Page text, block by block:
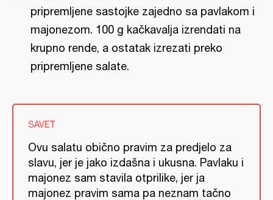
pripremljene sastojke zajedno sa pavlakom i
majonezom. 100 g kačkavalja izrendati na
krupno rende, a ostatak izrezati preko
pripremljene salate.
SAVET
Ovu salatu obično pravim za predjelo za
slavu, jer je jako izdašna i ukusna. Pavlaku i
majonez sam stavila otprilike, jer ja
majonez pravim sama pa neznam tačno